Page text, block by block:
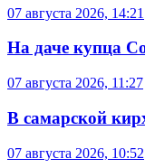
07 августа 2026, 14:21
На даче купца
07 августа 2026, 11:27
В самарской
07 августа 2026, 10:52